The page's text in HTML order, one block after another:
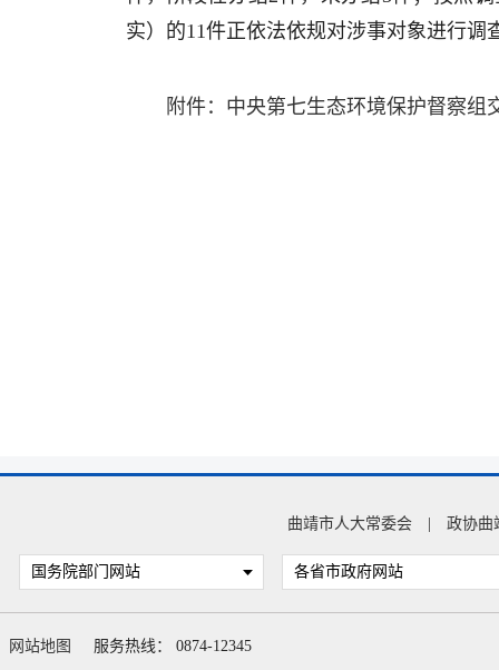
实）的11件正依法依规对涉事对象进行调
附件：中央第七生态环境保护督察
曲靖市人大常委会 政协曲
国务院部门网站 各省市政府网站
网站地图
服务热线： 0874-12345